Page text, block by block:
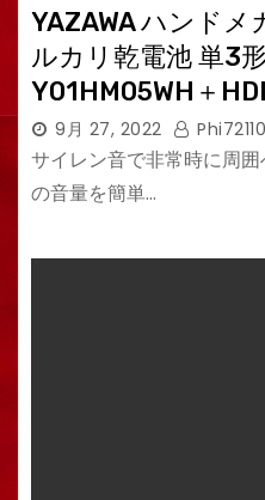
YAZAWA ハンドメ
ルカリ乾電池 単3
Y01HM05WH＋
9月 27, 2022 Phi72110
サイレン音で非常時に周
の音量を簡単…